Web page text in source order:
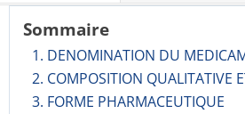
Sommaire
1. DENOMINATION DU
2. COMPOSITION QUALITATIVE
3. FORME PHARMACEUTIQUE